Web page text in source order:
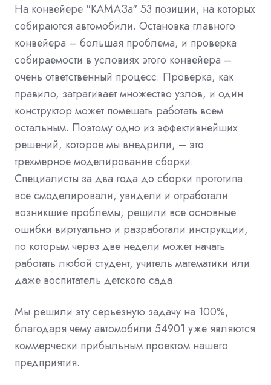
На конвейере "КАМАЗа" 53 позиции, на которых
собираются автомобили. Остановка главного
конвейера – большая проблема, и проверка
собираемости в условиях этого конвейера –
очень ответственный процесс. Проверка, как
правило, затрагивает множество узлов, и один
конструктор может помешать работать всем
остальным. Поэтому одно из эффективнейших
решений, которое мы внедрили, – это
трехмерное моделирование сборки.
Специалисты за два года до сборки прототипа
все смоделировали, увидели и отработали
возникшие проблемы, решили все основные
ошибки виртуально и разработали инструкции,
по которым через две недели может начать
работать любой студент, учитель математики или
даже воспитатель детского сада.
Мы решили эту серьезную задачу на 100%,
благодаря чему автомобили 54901 уже являются
коммерчески прибыльным проектом нашего
предприятия.